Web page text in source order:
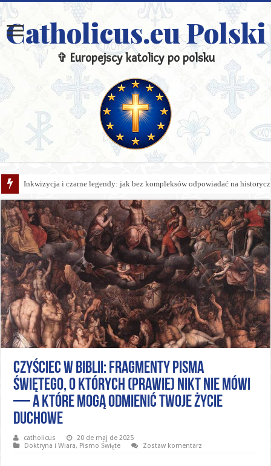
Catholicus.eu Polski
✞ Europejscy katolicy po polsku
Inkwizycja i czarne legendy: jak bez kompleksów odpowiadać na
Czyściec w Biblii: fragmenty Pisma
Świętego, o których (prawie) nikt nie mówi
— a które mogą odmienić twoje życie
duchowe
catholicus
20 de maj de 2025
Doktryna i Wiara, Pismo Święte Zostaw komentarz